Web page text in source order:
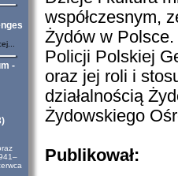
-
współczesnym,
Żydów w
Policji Polskiej
oraz jej roli i
działalnością
Żydowskiego
Publikował: